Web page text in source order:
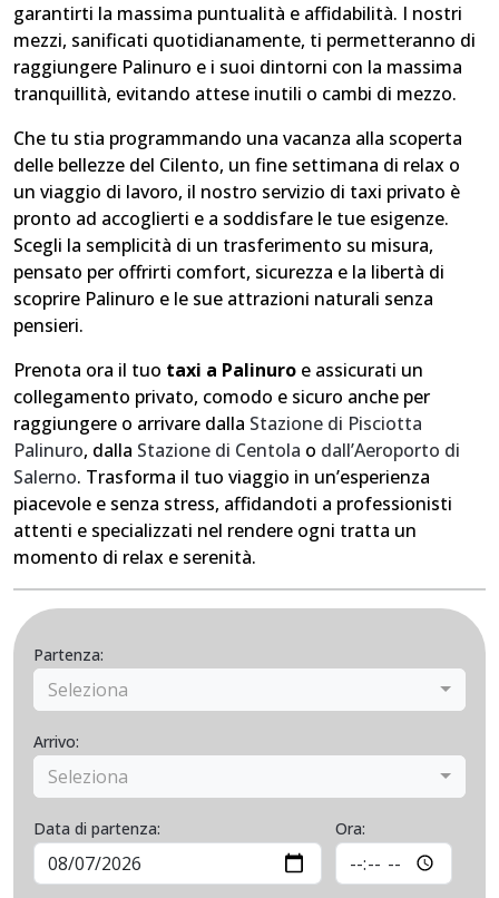
garantirti la massima puntualità e affidabilità. I nostri
mezzi, sanificati quotidianamente, ti permetteranno di
raggiungere Palinuro e i suoi dintorni con la massima
tranquillità, evitando attese inutili o cambi di mezzo.
Che tu stia programmando una vacanza alla scoperta
delle bellezze del Cilento, un fine settimana di relax o
un viaggio di lavoro, il nostro servizio di taxi privato è
pronto ad accoglierti e a soddisfare le tue esigenze.
Scegli la semplicità di un trasferimento su misura,
pensato per offrirti comfort, sicurezza e la libertà di
scoprire Palinuro e le sue attrazioni naturali senza
pensieri.
Prenota ora il tuo taxi a Palinuro e assicurati un
collegamento privato, comodo e sicuro anche per
raggiungere o arrivare dalla Stazione di Pisciotta
Palinuro, dalla Stazione di Centola o dall’Aeroporto di
Salerno. Trasforma il tuo viaggio in un’esperienza
piacevole e senza stress, affidandoti a professionisti
attenti e specializzati nel rendere ogni tratta un
momento di relax e serenità.
Partenza:
Seleziona
Arrivo:
Seleziona
Data di partenza: Ora: